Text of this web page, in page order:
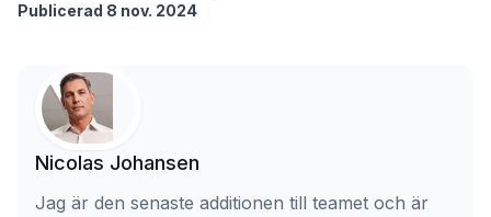
Publicerad 8 nov. 2024
Nicolas Johansen
Jag är den senaste additionen till teamet och är